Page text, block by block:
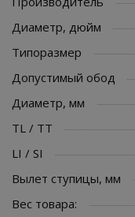
Диаметр, дюйм
Типоразмер
Допустимый обод
Диаметр, мм
TL / TT
LI / SI
Вылет ступицы, мм
Вес товара: